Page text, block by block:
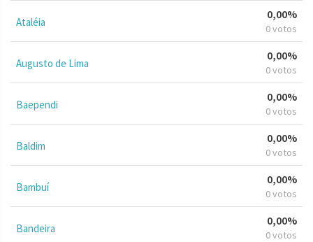
Ataléia
0,00%
0 votos
Augusto de Lima
0,00%
0 votos
Baependi
0,00%
0 votos
Baldim
0,00%
0 votos
Bambuí
0,00%
0 votos
Bandeira
0,00%
0 votos